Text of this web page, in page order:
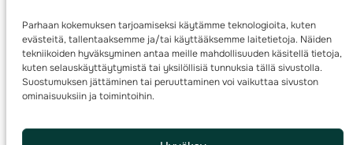
Parhaan kokemuksen tarjoamiseksi käytämme teknologioita, kuten
evästeitä, tallentaaksemme ja/tai käyttääksemme laitetietoja. Näiden
tekniikoiden hyväksyminen antaa meille mahdollisuuden käsitellä tietoja,
kuten selauskäyttäytymistä tai yksilöllisiä tunnuksia tällä sivustolla.
Suostumuksen jättäminen tai peruuttaminen voi vaikuttaa sivuston
ominaisuuksiin ja toimintoihin.
Kartoitus
Ratamestari
© 2025 ·Suomen Suunnistusliitto· Valimotie 10, 00380 Helsinki, Finland
info(a)suunnistusliitto.fi,Rastilipun asiat: rastilippu(a)suunnistusliitto.fi